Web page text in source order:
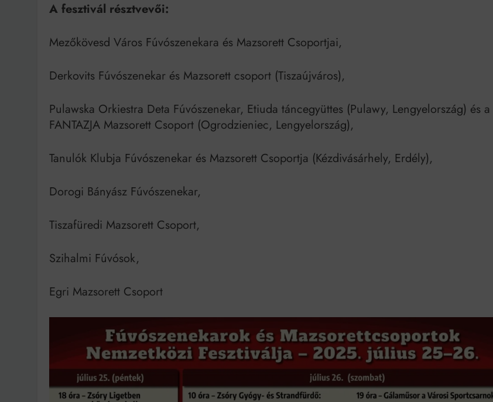
A fesztivál résztvevői:
Mezőkövesd Város Fúvószenekara és Mazsorett Csoportjai,
Derkovits Fúvószenekar és Mazsorett csoport (Tiszaújváros),
Pulawska Orkiestra Deta Fúvószenekar, Etiuda táncegyüttes (Pulawy, Lengyelország) és a
FANTAZJA Mazsorett Csoport (Ogrodzieniec, Lengyelország),
Tanulók Klubja Fúvószenekar és Mazsorett Csoportja (Kézdivásárhely, Erdély),
Dorogi Bányász Fúvószenekar,
Tiszafüredi Mazsorett Csoport,
Szihalmi Fúvósok,
Egri Mazsorett Csoport